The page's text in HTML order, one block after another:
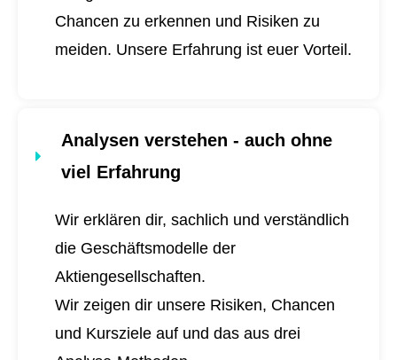
Chancen zu erkennen und Risiken zu
meiden. Unsere Erfahrung ist euer Vorteil.
Analysen verstehen - auch ohne
viel Erfahrung
Wir erklären dir, sachlich und verständlich
die Geschäftsmodelle der
Aktiengesellschaften.
Wir zeigen dir unsere Risiken, Chancen
und Kursziele auf und das aus drei